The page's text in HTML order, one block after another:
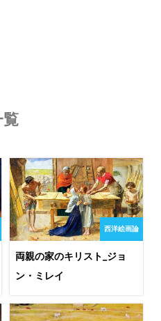
覧
西洋絵画論
両親の家のキリスト_ジョ
ン・ミレイ